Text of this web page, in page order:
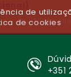
Conta de
+351
de
de cookies